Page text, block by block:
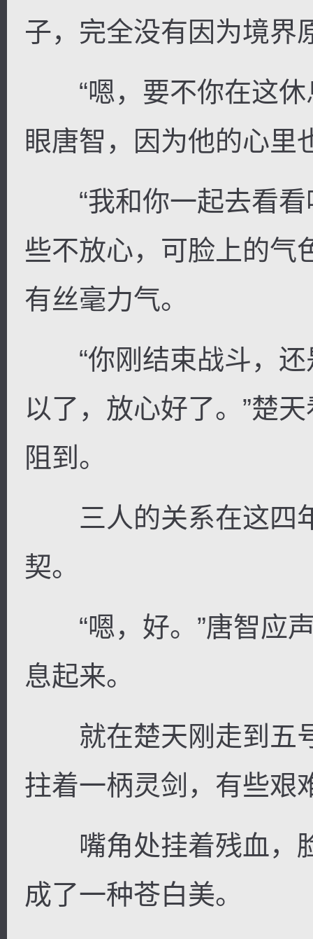
子，完全没有因为境界
“嗯，要不你在这休
眼唐智，因为他的心里
“我和你一起去看看
些不放心，可脸上的气
有丝毫力气。
“你刚结束战斗，还
以了，放心好了。”楚
阻到。
三人的关系在这四
契。
“嗯，好。”唐智应声
息起来。
就在楚天刚走到五
拄着一柄灵剑，有些艰
嘴角处挂着残血，
成了一种苍白美。